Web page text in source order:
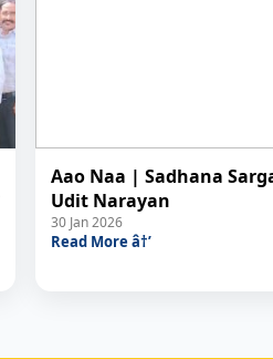
Aao Naa | Sadhana
Udit Narayan
30 Jan 2026
Read More â†’